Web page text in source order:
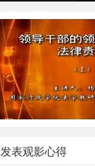
发表观影心得